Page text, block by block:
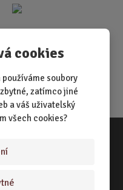
cookies
soubory
zatímco jiné
a váš uživatelský
všech cookies?